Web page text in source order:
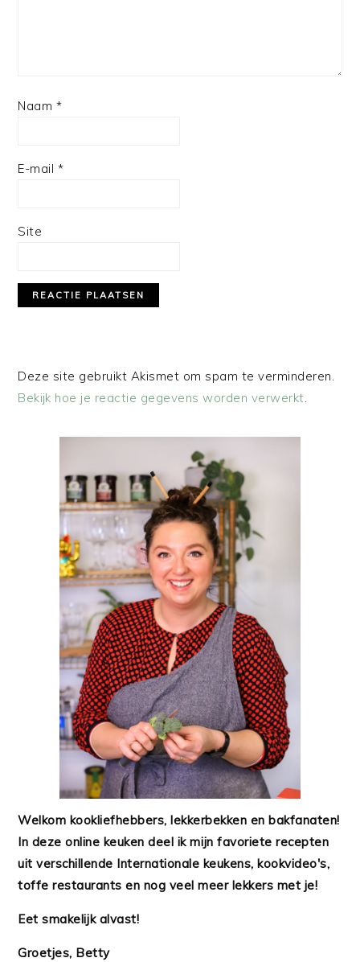
Naam *
E-mail *
Site
Deze site gebruikt Akismet om spam te verminderen.
Bekijk hoe je reactie gegevens worden verwerkt.
Welkom kookliefhebbers, lekkerbekken en bakfanaten!
In deze online keuken deel ik mijn favoriete recepten
uit verschillende Internationale keukens, kookvideo's,
toffe restaurants en nog veel meer lekkers met je!
Eet smakelijk alvast!
Groetjes, Betty